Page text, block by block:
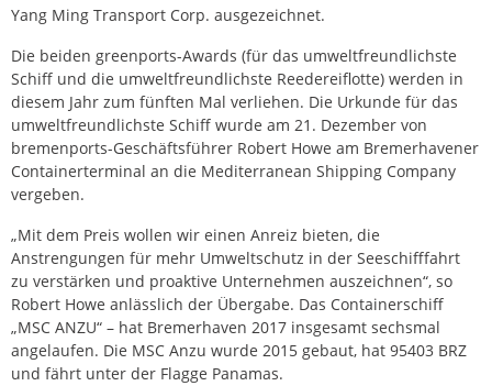
Yang Ming Transport Corp. ausgezeichnet.
Die beiden greenports-Awards (für das umweltfreundlichste
Schiff und die umweltfreundlichste Reedereiflotte) werden in
diesem Jahr zum fünften Mal verliehen. Die Urkunde für das
umweltfreundlichste Schiff wurde am 21. Dezember von
bremenports-Geschäftsführer Robert Howe am Bremerhavener
Containerterminal an die Mediterranean Shipping Company
vergeben.
„Mit dem Preis wollen wir einen Anreiz bieten, die
Anstrengungen für mehr Umweltschutz in der Seeschifffahrt
zu verstärken und proaktive Unternehmen auszeichnen“, so
Robert Howe anlässlich der Übergabe. Das Containerschiff
„MSC ANZU“ – hat Bremerhaven 2017 insgesamt sechsmal
angelaufen. Die MSC Anzu wurde 2015 gebaut, hat 95403 BRZ
und fährt unter der Flagge Panamas.